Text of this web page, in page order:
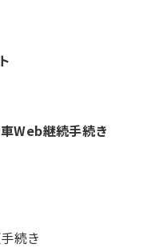
Web継続手続き
続き